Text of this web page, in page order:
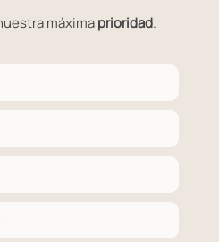
máximaprioridad.